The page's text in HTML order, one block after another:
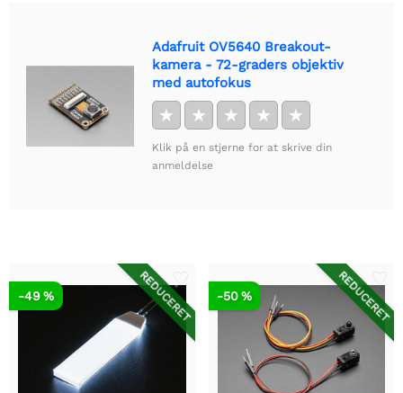
Adafruit OV5640 Breakout-
kamera - 72-graders objektiv
med autofokus
★ ★ ★ ★ ★
Klik på en stjerne for at skrive din
anmeldelse
REDUCERET
-49 % REDUCERET
-50 %